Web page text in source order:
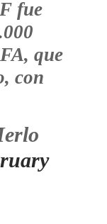
fue
que
con